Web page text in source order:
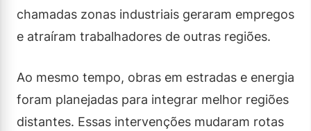
chamadas zonas industriais geraram empregos
e atraíram trabalhadores de outras regiões.
Ao mesmo tempo, obras em estradas e energia
foram planejadas para integrar melhor regiões
distantes. Essas intervenções mudaram rotas